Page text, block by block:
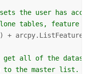
the user has
tables, feature
+
all of the
to the master list.